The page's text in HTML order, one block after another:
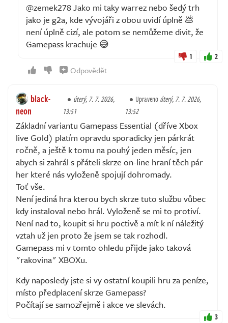
@zemek278 Jako mi taky warrez nebo šedý trh
jako je g2a, kde vývojáři z obou uvidí úplně 💩
není úplně cizí, ale potom se nemůžeme divit, že
Gamepass krachuje 😅
1 2
Odpovědět
black-
neon
úterý, 7. 7. 2026,
13:51
Upravenoúterý, 7. 7. 2026,
13:52
Základní variantu Gamepass Essential (dříve Xbox
live Gold) platím opravdu sporadicky jen párkrát
ročně, a ještě k tomu na pouhý jeden měsíc, jen
abych si zahrál s přáteli skrze on-line hraní těch pár
her které nás vyloženě spojují dohromady.
Toť vše.
Není jediná hra kterou bych skrze tuto službu vůbec
kdy instaloval nebo hrál. Vyloženě se mi to protiví.
Není nad to, koupit si hru poctivě a mít k ní náležitý
vztah už jen proto že jsem se tak rozhodl.
Gamepass mi v tomto ohledu přijde jako taková
"rakovina" XBOXu.
Kdy naposledy jste si vy ostatní koupili hru za peníze,
místo předplacení skrze Gamepass?
Počítají se samozřejmě i akce ve slevách.
3